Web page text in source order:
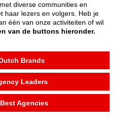
diverse communities en
haar lezers en volgers. Heb je
één van onze activiteiten of wil
van de buttons hieronder.
Brands
Leaders
Agencies